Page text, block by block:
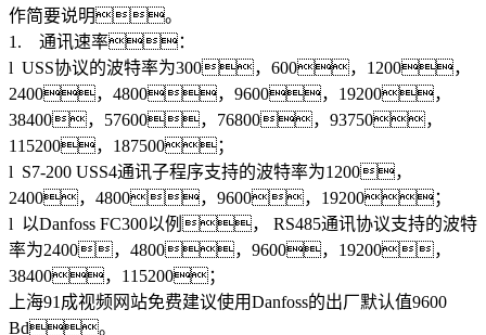
作简要说明。
1. 通讯速率：
l USS协议的波特率为300，600，1200，
2400，4800，9600，19200，
38400，57600，76800，93750，
115200，187500；
l S7-200 USS4通讯子程序支持的波特率为1200，
2400，4800，9600，19200；
l 以Danfoss FC300以例， RS485通讯协议支持的波特
率为2400，4800，9600，19200，
38400，115200；
上海91成视频网站免费建议使用Danfoss的出厂默认值9600
Bd。